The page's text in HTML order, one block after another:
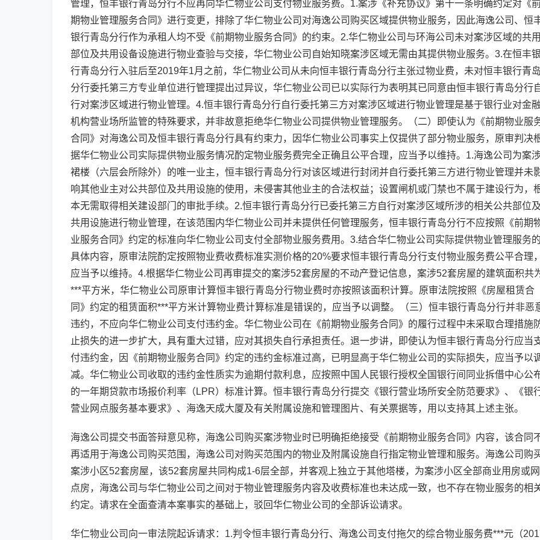
管理，恒丰银行青岛分行不应再向华仁物业公司支付物业服务费。1.案涉《补充协议》第十一条明确约定对《
期物业管理服务合同》进行变更，排除了华仁物业公司对海逸公司购买区域提供物业服务，因此海逸公司、恒
银行青岛分行作为承租人均不受《前期物业服务合同》的约束。2.华仁物业公司与环海公司未对案涉区域的共用
部位及共用设备设施进行物业查验与交接，华仁物业公司自始知晓案涉区域无需由其提供物业服务。3.在恒丰银
行青岛分行入驻后至2019年1月之前，华仁物业公司从未向恒丰银行青岛分行主张过物业费，未对恒丰银行青岛
分行委托第三方专业单位进行管理提出过异议，华仁物业公司已以实际行为表明其已同意由恒丰银行青岛分行
行对案涉区域进行物业管理。4.恒丰银行青岛分行自行委托第三方对案涉区域进行物业管理是基于银行业对金融
机构营业场所监管的特殊要求，并非故意拒绝华仁物业公司提供物业管理服务。（二）即使认为《前期物业服
合同》对海逸公司及恒丰银行青岛分行具有约束力，因华仁物业公司事实上仅提供了部分物业服务，原审判决
据华仁物业公司实际提供物业服务情况酌定物业服务费完全正确且公平合理，应当予以维持。1.海逸公司为案
裙楼（六层会所除外）的唯一业主，恒丰银行青岛分行对该区域进行封闭并自行委托第三方进行物业管理并未
响其他业主对公共部位及共用设施的使用，未侵害其他业主的合法权益；设置闸机或门禁也不属于建设行为，
本无需取得相关建设部门的审批手续。2.恒丰银行青岛分行已委托第三方自行对案涉区域所涉的相关公共部位及
共用设施进行物业管理，在该范围内华仁物业公司并未提供任何管理服务，恒丰银行青岛分行不应按照《前期
业服务合同》约定的标准向华仁物业公司支付全部物业服务费用。3.结合华仁物业公司实际提供物业管理服务的
具体内容，原审法院酌定按照物业费收费标准实测价格的20%要求恒丰银行青岛分行支付物业服务费公平合理，
应当予以维持。4.根据华仁物业公司再审提交的案涉52套房屋的不动产登记信息，案涉52套房屋的建筑面积共
***平方米，华仁物业公司原审计算恒丰银行青岛分行物业费时亦按照该面积计算。原审法院按照《房屋租赁合
同》约定的租赁面积***平方米计算物业费计算标准是错误的，应当予以调整。（三）恒丰银行青岛分行并非恶
违约，不应向华仁物业公司支付违约金。华仁物业公司在《前期物业服务合同》的履行过程中未采取合理措施
止损失的进一步扩大，具有重大过错，应对其损失自行承担责任。退一步讲，即使认为恒丰银行青岛分行应当
付违约金，因《前期物业服务合同》约定的违约金标准过高，已明显高于华仁物业公司的实际损失，应当予以
减。华仁物业公司收取的违约金性质实为逾期付款利息，应按照中国人民银行授权全国银行间同业拆借中心公
的一年期贷款市场报价利率（LPR）标准计算。恒丰银行青岛分行提交《银行营业场所安全防范要求》、《银
营业网点服务基本要求》、海逸天成大厦及有关附属设施和管理图片、有关票据等，用以支持其上述主张。
海逸公司提交书面答辩意见称，海逸公司购买案涉物业时已明确拒绝接受《前期物业服务合同》内容，该合同
再适用于海逸公司购买范围，海逸公司对购买范围内的物业及附属设施自行指定物业管理和服务。海逸公司购
案涉小区52套房屋，该52套房屋共同构成1-6层全部，并客观上独立于其他塔楼，为案涉小区全部商业用房或网
点房，海逸公司与华仁物业公司之间对于物业管理服务内容及收费标准也未达成一致，也不存在物业服务的相
约定。请求在全面查清本案事实的基础上，驳回华仁物业公司的全部诉讼请求。
华仁物业公司向一审法院起诉请求：1.判令恒丰银行青岛分行、海逸公司支付拖欠的综合物业服务费***元（